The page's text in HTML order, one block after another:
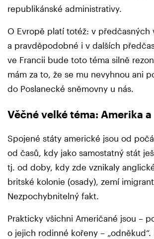
republikánské administrativy.
O Evropě platí totéž: v předčasných
a pravděpodobné i v dalších
ve Francii bude toto téma silně
mám za to, že se mu nevyhnou ani
do Poslanecké sněmovny u nás.
Věčné velké téma: Amerika
Spojené státy americké jsou od
od časů, kdy jako samostatný stát
tj. od doby, kdy zde vznikaly
britské kolonie (osady), zemí
Nezpochybnitelný fakt.
Prakticky všichni Američané jsou –
o jejich rodinné kořeny – „odněkud“.